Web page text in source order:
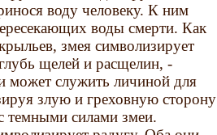
воду человеку. К ним
воды смерти. Как
змея символизирует
щелей и расщелин, -
может служить личиной для
злую и греховную сторону
темными силами змеи.